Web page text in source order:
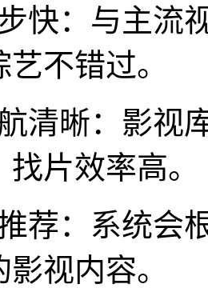
快：与主流
不错过。
清晰：影视
片效率高。
荐：系统会
视内容。